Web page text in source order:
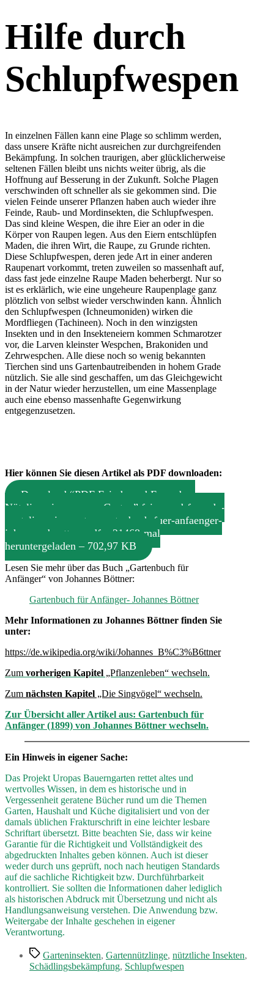
Hilfe durch
Schlupfwespen
In einzelnen Fällen kann eine Plage so schlimm werden,
dass unsere Kräfte nicht ausreichen zur durchgreifenden
Bekämpfung. In solchen traurigen, aber glücklicherweise
seltenen Fällen bleibt uns nichts weiter übrig, als die
Hoffnung auf Besserung in der Zukunft. Solche Plagen
verschwinden oft schneller als sie gekommen sind. Die
vielen Feinde unserer Pflanzen haben auch wieder ihre
Feinde, Raub- und Mordinsekten, die Schlupfwespen.
Das sind kleine Wespen, die ihre Eier an oder in die
Körper von Raupen legen. Aus den Eiern entschlüpfen
Maden, die ihren Wirt, die Raupe, zu Grunde richten.
Diese Schlupfwespen, deren jede Art in einer anderen
Raupenart vorkommt, treten zuweilen so massenhaft auf,
dass fast jede einzelne Raupe Maden beherbergt. Nur so
ist es erklärlich, wie eine ungeheure Raupenplage ganz
plötzlich von selbst wieder verschwinden kann. Ähnlich
den Schlupfwespen (Ichneumoniden) wirken die
Mordfliegen (Tachineen). Noch in den winzigsten
Insekten und in den Insekteneiern kommen Schmarotzer
vor, die Larven kleinster Wespchen, Brakoniden und
Zehrwespchen. Alle diese noch so wenig bekannten
Tierchen sind uns Gartenbautreibenden in hohem Grade
nützlich. Sie alle sind geschaffen, um das Gleichgewicht
in der Natur wieder herzustellen, um eine Massenplage
auch eine ebenso massenhafte Gegenwirkung
entgegenzusetzen.
Hier können Sie diesen Artikel als PDF downloaden:
Download “PDF Feinde und Freunde –
Nützlinge in unserem Garten” feine-und-freunde-
nuetzlinge-im-garten-gartenbuch-fuer-anfaenger-
johannes-boettner.pdf – 21468-mal
heruntergeladen – 702,97 KB
Lesen Sie mehr über das Buch „Gartenbuch für
Anfänger“ von Johannes Böttner:
Gartenbuch für Anfänger- Johannes Böttner
Mehr Informationen zu Johannes Böttner finden Sie
unter:
https://de.wikipedia.org/wiki/Johannes_B%C3%B6ttner
Zum vorherigen Kapitel „Pflanzenleben“ wechseln.
Zum nächsten Kapitel „Die Singvögel“ wechseln.
Zur Übersicht aller Artikel aus: Gartenbuch für
Anfänger (1899) von Johannes Böttner wechseln.
Ein Hinweis in eigener Sache:
Das Projekt Uropas Bauerngarten rettet altes und
wertvolles Wissen, in dem es historische und in
Vergessenheit geratene Bücher rund um die Themen
Garten, Haushalt und Küche digitalisiert und von der
damals üblichen Frakturschrift in eine leichter lesbare
Schriftart übersetzt. Bitte beachten Sie, dass wir keine
Garantie für die Richtigkeit und Vollständigkeit des
abgedruckten Inhaltes geben können. Auch ist dieser
weder durch uns geprüft, noch nach heutigen Standards
auf die sachliche Richtigkeit bzw. Durchführbarkeit
kontrolliert. Sie sollten die Informationen daher lediglich
als historischen Abdruck mit Übersetzung und nicht als
Handlungsanweisung verstehen. Die Anwendung bzw.
Weitergabe der Inhalte geschehen in eigener
Verantwortung.
Schlagwörter
Garteninsekten, Gartennützlinge, nütztliche Insekten,
Schädlingsbekämpfung, Schlupfwespen